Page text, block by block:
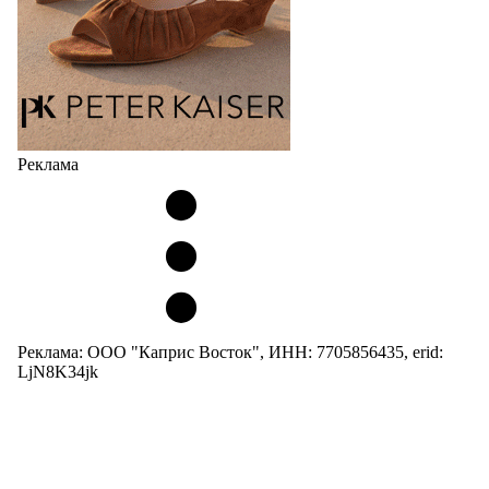
Реклама
Реклама: ООО "Каприс Восток", ИНН: 7705856435, erid:
LjN8K34jk